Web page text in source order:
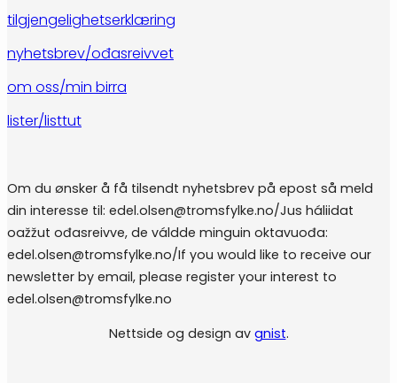
tilgjengelighetserklæring
nyhetsbrev/ođasreivvet
om oss/min birra
lister/listtut
Om du ønsker å få tilsendt nyhetsbrev på epost så meld
din interesse til: edel.olsen@tromsfylke.no/Jus háliidat
oažžut ođasreivve, de váldde minguin oktavuođa:
edel.olsen@tromsfylke.no/If you would like to receive our
newsletter by email, please register your interest to
edel.olsen@tromsfylke.no
Nettside og design av gnist.